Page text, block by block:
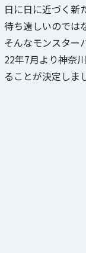
日に日に近づく新
待ち遠しいのでは
そんなモンスター
22年7月より神奈
ることが決定しま